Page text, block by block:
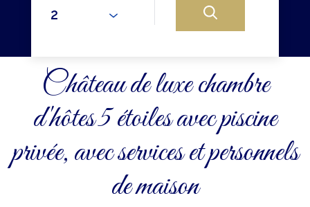
Château de luxe chambre
d'hôtes 5 étoiles avec piscine
privée, avec services et personnels
de maison